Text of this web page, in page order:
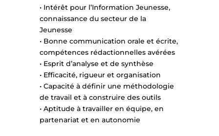
• Intérêt pour l’Information Jeunesse,
connaissance du secteur de la
Jeunesse
• Bonne communication orale et écrite,
compétences rédactionnelles avérées
• Esprit d’analyse et de synthèse
• Efficacité, rigueur et organisation
• Capacité à définir une méthodologie
de travail et à construire des outils
• Aptitude à travailler en équipe, en
partenariat et en autonomie